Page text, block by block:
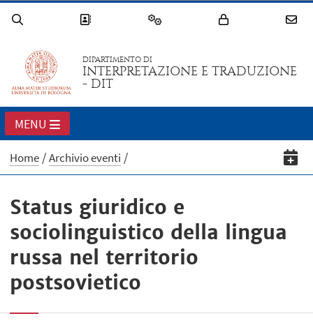
DIPARTIMENTO DI
INTERPRETAZIONE E TRADUZIONE
- DIT
MENU
Home Archivio eventi
Status giuridico e
sociolinguistico della lingua
russa nel territorio
postsovietico